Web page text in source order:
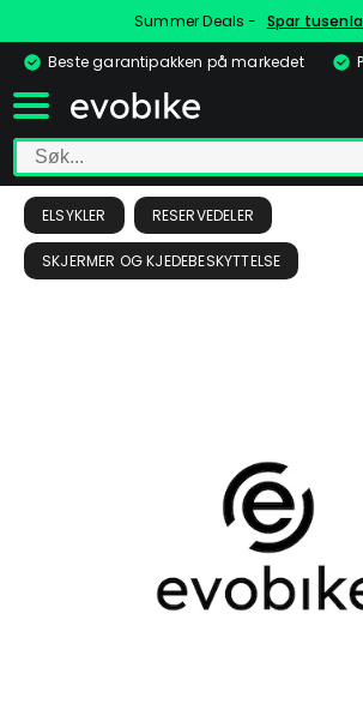
Summer Deals - Spar
Beste garantipakken på markedet
ELSYKLER RESERVEDELER
SKJERMER OG KJEDEBESKYTTELSE